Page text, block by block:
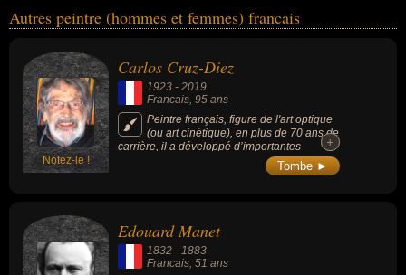
Autres peintre (hommes et femmes) francais
Notez-le !
Carlos Cruz-Diez
1923 - 2019
Francais, 95 ans
Peintre français, figure de l'art optique
(ou art cinétique), en plus de 70 ans de
carrière, il a développé d’importantes
recherches sur la couleur et ses oeuvres
sont exposées dans les plus grands musées
+
+
Tombe ►
Edouard Manet
1832 - 1883
Francais , 51 ans